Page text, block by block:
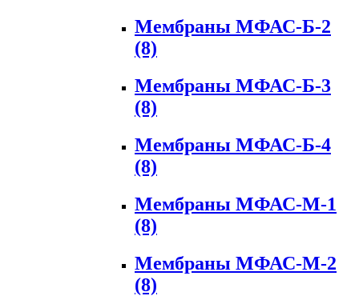
Мембраны МФАС-Б-2
(8)
Мембраны МФАС-Б-3
(8)
Мембраны МФАС-Б-4
(8)
Мембраны МФАС-М-1
(8)
Мембраны МФАС-М-2
(8)